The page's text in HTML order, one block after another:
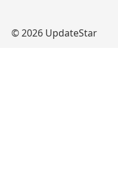
© 2026 UpdateStar